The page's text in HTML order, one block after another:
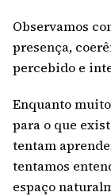
Observamos
presença,
percebido e
Enquanto
para o que
tentam
tentamos
espaço